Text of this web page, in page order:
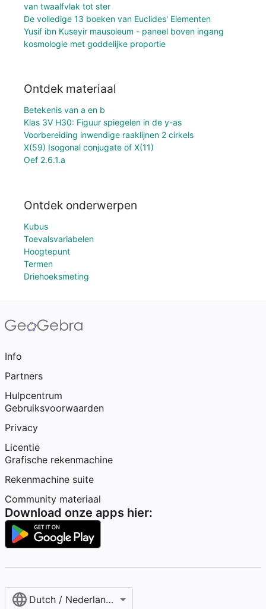
van twaalfvlak tot ster
De volledige 13 boeken van Euclides' Elementen
Yusif ibn Kuseyir mausoleum - paneel boven ingang
kosmologie met goddelijke proportie
Ontdek materiaal
Betekenis van a en b
Klas 3V H30: Figuur spiegelen in de y-as
Voorbereiding inwendige raaklijnen 2 cirkels
X(59) Isogonal conjugate of X(11)
Oef 2.6.1.a
Ontdek onderwerpen
Kubus
Toevalsvariabelen
Hoogtepunt
Termen
Driehoeksmeting
Info
Partners
Hulpcentrum
Gebruiksvoorwaarden
Privacy
Licentie
Grafische rekenmachine
Rekenmachine suite
Community materiaal
Download onze apps hier:
Dutch / Nederlands‎ (België)‎